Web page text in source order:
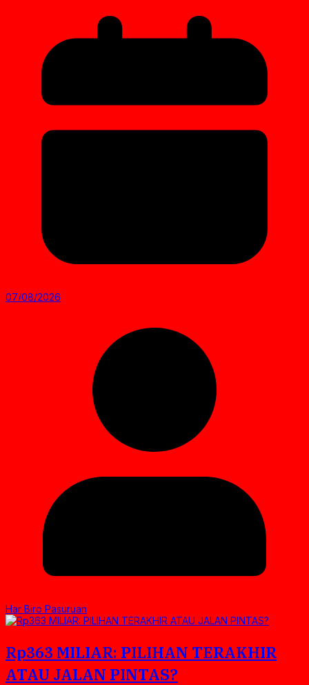
07/08/2026
Har Biro Pasuruan
Rp363 MILIAR: PILIHAN TERAKHIR
ATAU JALAN PINTAS?